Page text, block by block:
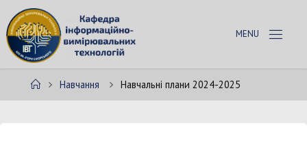
Skip
to
content
ЕД
HomeНавчання Навчальні плани 2024-2025